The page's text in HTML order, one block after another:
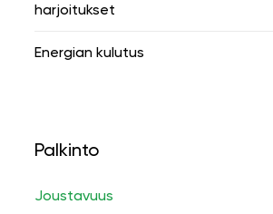
harjoitukset
Energian kulutus
Palkinto
Joustavuus